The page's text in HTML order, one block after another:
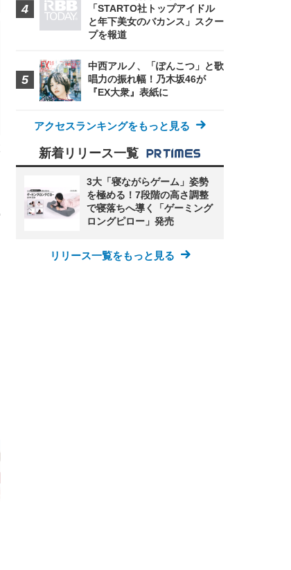
「STARTO社トップアイドル
と年下美女のバカンス」スクー
プを報道
中西アルノ、「ぽんこつ」と歌
唱力の振れ幅！乃木坂46が
『EX大衆』表紙に
アクセスランキングをもっと見る
新着リリース一覧
3大「寝ながらゲーム」姿勢
を極める！7段階の高さ調整
で寝落ちへ導く「ゲーミング
ロングピロー」発売
リリース一覧をもっと見る